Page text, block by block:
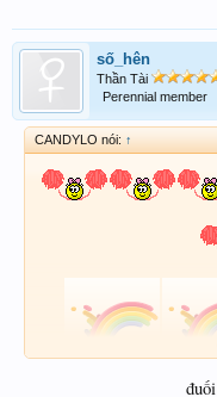
số_hên
Thần Tài
Perennial member
CANDYLO nói: ↑